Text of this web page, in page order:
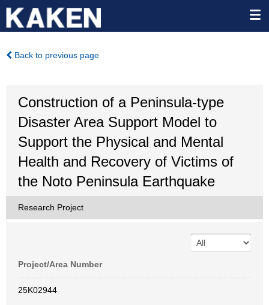
Back to previous page
Construction of a Peninsula-type
Disaster Area Support Model to
Support the Physical and Mental
Health and Recovery of Victims of
the Noto Peninsula Earthquake
Research Project
Project/Area Number
25K02944